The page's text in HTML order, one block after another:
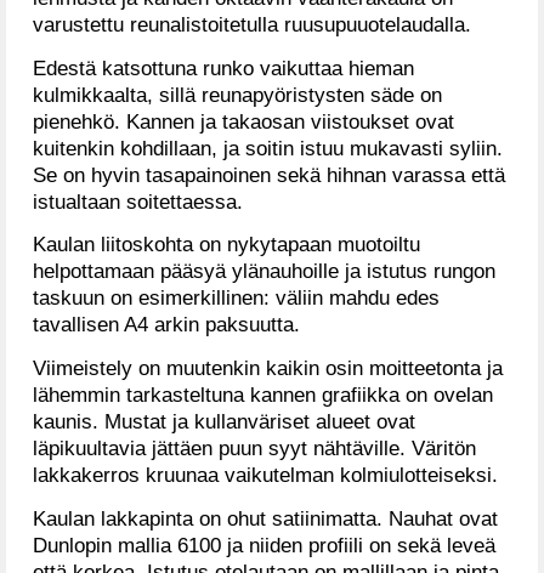
varustettu reunalistoitetulla ruusupuuotelaudalla.
Edestä katsottuna runko vaikuttaa hieman
kulmikkaalta, sillä reunapyöristysten säde on
pienehkö. Kannen ja takaosan viistoukset ovat
kuitenkin kohdillaan, ja soitin istuu mukavasti syliin.
Se on hyvin tasapainoinen sekä hihnan varassa että
istualtaan soitettaessa.
Kaulan liitoskohta on nykytapaan muotoiltu
helpottamaan pääsyä ylänauhoille ja istutus rungon
taskuun on esimerkillinen: väliin mahdu edes
tavallisen A4 arkin paksuutta.
Viimeistely on muutenkin kaikin osin moitteetonta ja
lähemmin tarkasteltuna kannen grafiikka on ovelan
kaunis. Mustat ja kullanväriset alueet ovat
läpikuultavia jättäen puun syyt nähtäville. Väritön
lakkakerros kruunaa vaikutelman kolmiulotteiseksi.
Kaulan lakkapinta on ohut satiinimatta. Nauhat ovat
Dunlopin mallia 6100 ja niiden profiili on sekä leveä